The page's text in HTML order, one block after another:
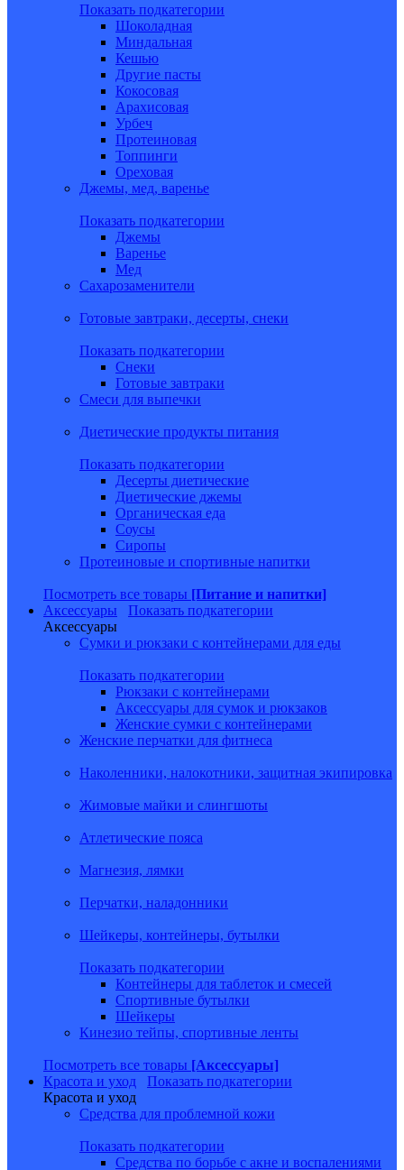
Показать подкатегории
Шоколадная
Миндальная
Кешью
Другие пасты
Кокосовая
Арахисовая
Урбеч
Протеиновая
Топпинги
Ореховая
Джемы, мед, варенье
Показать подкатегории
Джемы
Варенье
Мед
Сахарозаменители
Готовые завтраки, десерты, снеки
Показать подкатегории
Снеки
Готовые завтраки
Смеси для выпечки
Диетические продукты питания
Показать подкатегории
Десерты диетические
Диетические джемы
Органическая еда
Соусы
Сиропы
Протеиновые и спортивные напитки
Посмотреть все товары [Питание и напитки]
Аксессуары
Показать подкатегории
Аксессуары
Сумки и рюкзаки с контейнерами для еды
Показать подкатегории
Рюкзаки с контейнерами
Аксессуары для сумок и рюкзаков
Женские сумки с контейнерами
Женские перчатки для фитнеса
Наколенники, налокотники, защитная экипировка
Жимовые майки и слингшоты
Атлетические пояса
Магнезия, лямки
Перчатки, наладонники
Шейкеры, контейнеры, бутылки
Показать подкатегории
Контейнеры для таблеток и смесей
Спортивные бутылки
Шейкеры
Кинезио тейпы, спортивные ленты
Посмотреть все товары [Аксессуары]
Красота и уход
Показать подкатегории
Красота и уход
Средства для проблемной кожи
Показать подкатегории
Средства по борьбе с акне и воспалениями